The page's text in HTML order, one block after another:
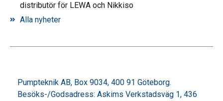
distributör för LEWA och Nikkiso
Alla nyheter
Pumpteknik AB, Box 9034, 400 91 Göteborg.
Besöks-/Godsadress: Askims Verkstadsväg 1, 436